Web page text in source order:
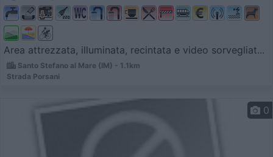
Area attrezzata, illuminata, recintata e video sorvegliat...
Santo Stefano al Mare (IM) - 1.1km
Strada Porsani
0